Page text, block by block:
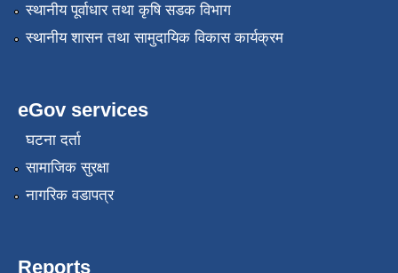
स्थानीय पूर्वाधार तथा कृषि सडक विभाग
स्थानीय शासन तथा सामुदायिक विकास कार्यक्रम
eGov services
घटना दर्ता
सामाजिक सुरक्षा
नागरिक वडापत्र
Reports